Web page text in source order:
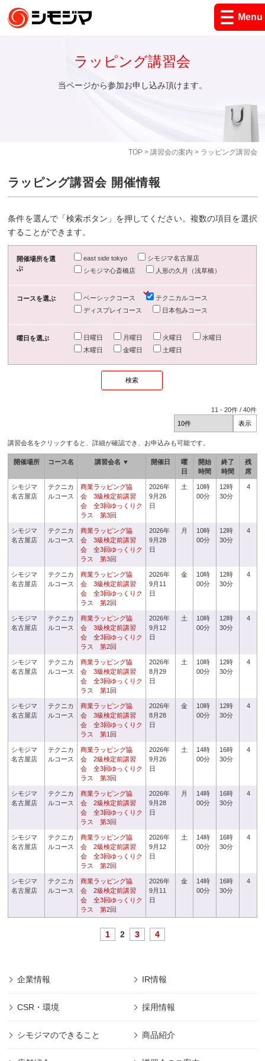
Menu
TOP> 講習会の案内 > ラッピング講習会
ラッピング講習会
当ページから参加お申し込み頂けます。
ラッピング講習会 開催情報
条件を選んで「検索ボタン」を押してください。複数の項目を選択
することができます。
開催場所を選
ぶ
east side tokyo
シモジマ名古屋店
シモジマ心斎橋店
人形の久月（浅草橋）
コースを選ぶ ベーシックコース
テクニカルコース
ディスプレイコース
日本包みコース
曜日を選ぶ 日曜日 月曜日 火曜日
水曜日
木曜日
金曜日 土曜日
11 -20件 /40件
講習会名をクリックすると、詳細が確認でき、お申込みも可能です。
開催場所 コース名 講習会名 ▼ 開催日
曜
日
開始
時間
終了
時間
残
席
シモジマ
名古屋店
テクニカ
ルコース
商業ラッピング協
会 3級検定前講習
会 全3回ゆっくりク
ラス 第3回
2026年
9月26
日
土
10時
00分
12時
30分
4
シモジマ
名古屋店
テクニカ
ルコース
商業ラッピング協
会 3級検定前講習
会 全3回ゆっくりク
ラス 第3回
2026年
9月28
日
月
10時
00分
12時
30分
4
シモジマ
名古屋店
テクニカ
ルコース
商業ラッピング協
会 3級検定前講習
会 全3回ゆっくりク
ラス 第2回
2026年
9月11
日
金
10時
00分
12時
30分
4
シモジマ
名古屋店
テクニカ
ルコース
商業ラッピング協
会 3級検定前講習
会 全3回ゆっくりク
ラス 第2回
2026年
9月12
日
土
10時
00分
12時
30分
4
シモジマ
名古屋店
テクニカ
ルコース
商業ラッピング協
会 3級検定前講習
会 全3回ゆっくりク
ラス 第1回
2026年
8月29
日
土
10時
00分
12時
30分
4
シモジマ
名古屋店
テクニカ
ルコース
商業ラッピング協
会 3級検定前講習
会 全3回ゆっくりク
ラス 第1回
2026年
8月28
日
金
10時
00分
12時
30分
4
シモジマ
名古屋店
テクニカ
ルコース
商業ラッピング協
会 2級検定前講習
会 全3回ゆっくりク
ラス 第3回
2026年
9月26
日
土
14時
00分
16時
30分
4
シモジマ
名古屋店
テクニカ
ルコース
商業ラッピング協
会 2級検定前講習
会 全3回ゆっくりク
ラス 第3回
2026年
9月28
日
月
14時
00分
16時
30分
4
シモジマ
名古屋店
テクニカ
ルコース
商業ラッピング協
会 2級検定前講習
会 全3回ゆっくりク
ラス 第2回
2026年
9月12
日
土
14時
00分
16時
30分
4
シモジマ
名古屋店
テクニカ
ルコース
商業ラッピング協
会 2級検定前講習
会 全3回ゆっくりク
ラス 第2回
2026年
9月11
日
金
14時
00分
16時
30分
4
1 2 3 4
企業情報 IR情報
CSR・環境 採用情報
シモジマのできること 商品紹介